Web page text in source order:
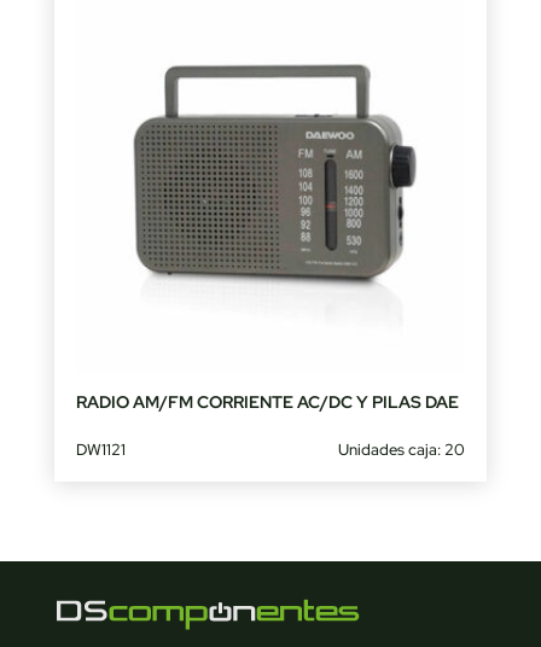
RADIO AM/FM CORRIENTE AC/DC Y PILAS DAE
DW1121 Unidades caja: 20